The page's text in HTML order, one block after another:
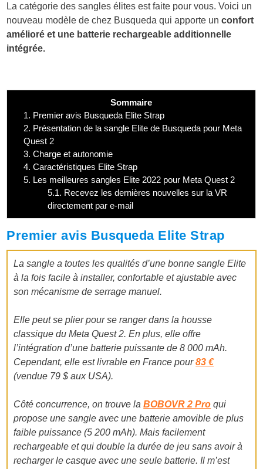
La catégorie des sangles élites est faite pour vous. Voici un
nouveau modèle de chez Busqueda qui apporte unconfort
amélioré et une batterie rechargeable additionnelle
intégrée.
Sommaire
1. Premier avis Busqueda Elite Strap
2. Présentation de la sangle Elite de Busqueda pour Meta
Quest 2
3. Charge et autonomie
4. Caractéristiques Elite Strap
5. Les meilleures sangles Elite 2022 pour Meta Quest 2
5.1. Recevez les dernières nouvelles sur la VR
directement par e-mail
Premier avis Busqueda Elite Strap
La sangle a toutes les qualités d’une bonne sangle Elite
à la fois facile à installer, confortable et ajustable avec
son mécanisme de serrage manuel.
Elle peut se plier pour se ranger dans la housse
classique du Meta Quest 2. En plus, elle offre
l’intégration d’une batterie puissante de 8 000 mAh.
Cependant, elle est livrable en France pour83 €
(vendue 79 $ aux USA).
Côté concurrence, on trouve laBOBOVR 2 Pro qui
propose une sangle avec une batterie amovible de plus
faible puissance (5 200 mAh). Mais facilement
rechargeable et qui double la durée de jeu sans avoir à
recharger le casque avec une seule batterie. Il m’est